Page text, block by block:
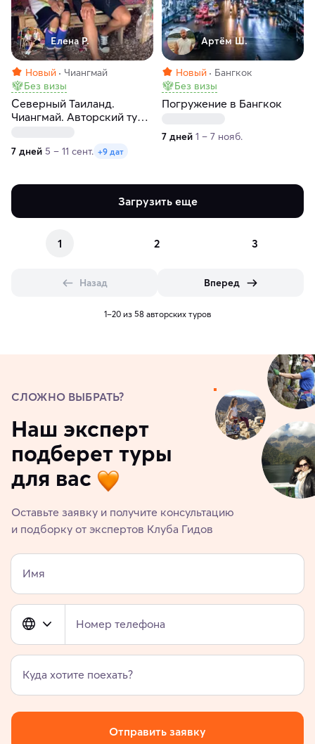
Елена Р.
Новый
Чиангмай
Без визы
Северный Таиланд.
Чиангмай. Авторский тур-
северным городам
7 дней 5 – 11 сент. +9 дат
Артём Ш.
Новый
Бангкок
Без визы
Погружение в Бангкок
7 дней 1 – 7 нояб.
Загрузить еще
1 2 3
Назад Вперед
1–20 из 58 авторских туров
СЛОЖНО ВЫБРАТЬ?
Наш эксперт
подберет туры
для вас
Оставьте заявку и получите консультацию
и подборку от экспертов Клуба Гидов
Имя
Номер телефона
Куда хотите поехать?
Отправить заявку